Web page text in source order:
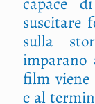
suscitare
sulla
imparano
film viene
e al